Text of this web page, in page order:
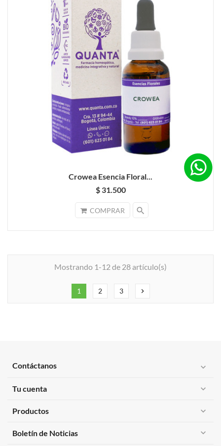
Crowea Esencia Floral...
$ 31.500
COMPRAR search
Mostrando 1-12 de 28 artículo(s)
1 2 3 chevron_right
Contáctanos expand_more
Tu cuenta expand_more
Productos expand_more
Boletín de Noticias expand_more